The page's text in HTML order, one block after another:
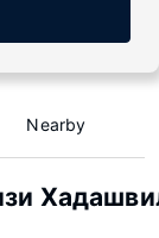
Nearby